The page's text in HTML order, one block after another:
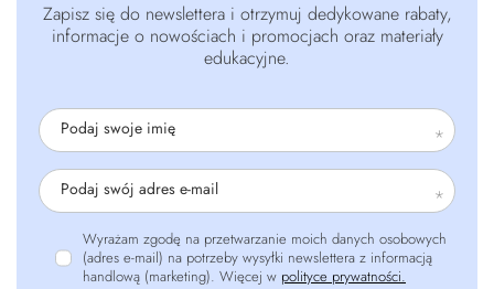
Zapisz się do newslettera i otrzymuj dedykowane rabaty,
informacje o nowościach i promocjach oraz materiały
edukacyjne.
Podaj swoje imię
Podaj swój adres e-mail
Wyrażam zgodę na przetwarzanie moich danych osobowych
(adres e-mail) na potrzeby wysyłki newslettera z informacją
handlową (marketing). Więcej w polityce prywatności.